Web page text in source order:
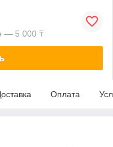
— 5 000 ₸
Оплата